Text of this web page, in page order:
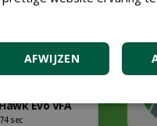
liefde voor
Evo VFA
sec
AFWIJZEN